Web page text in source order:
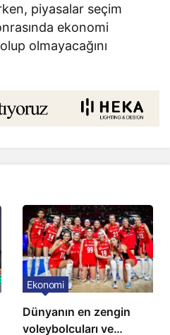
piyasalar seçim
ekonomi
olmayacağını
Dünyanın en zengin
voleybolcuları ve
Ekonomi